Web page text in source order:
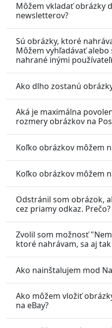
Môžem vkladať obrázky
newsletterov?
Sú obrázky, ktoré
Môžem vyhľadávať
nahrané inými
Ako dlho zostanú
Aká je maximálna
rozmery obrázkov na
Koľko obrázkov môžem
Koľko obrázkov môžem
Odstránil som obrázok,
cez priamy odkaz. Prečo?
Zvolil som možnosť
ktoré nahrávam, sa aj
Ako nainštalujem mod
Ako môžem vložiť
na eBay?